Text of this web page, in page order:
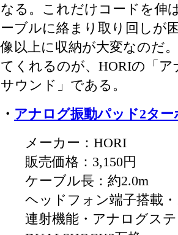
なる。これだけコードを伸
ーブルに絡まり取り回しが
像以上に収納が大変なのだ
てくれるのが、HORIの「
サウンド」である。
・ アナログ振動パッド2タ
メーカー：HORI
販売価格：3,150円
ケーブル長：約2.0m
ヘッドフォン端子搭載
連射機能・アナログス